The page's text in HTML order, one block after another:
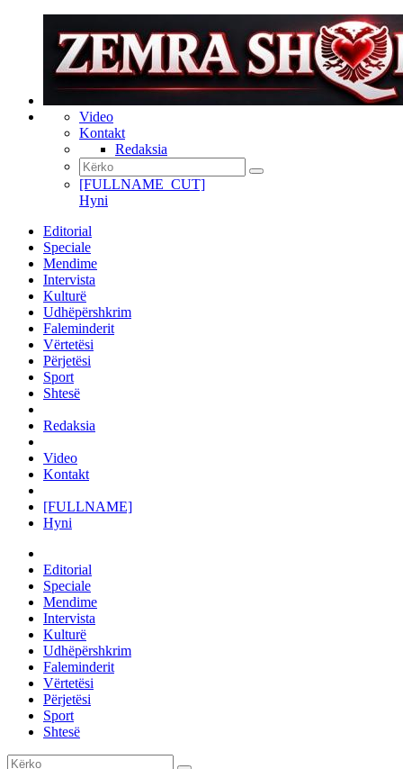
Video
Kontakt
Redaksia
[FULLNAME_CUT]
Hyni
Editorial
Speciale
Mendime
Intervista
Kulturë
Udhëpërshkrim
Faleminderit
Vërtetësi
Përjetësi
Sport
Shtesë
Redaksia
Video
Kontakt
[FULLNAME]
Hyni
Editorial
Speciale
Mendime
Intervista
Kulturë
Udhëpërshkrim
Faleminderit
Vërtetësi
Përjetësi
Sport
Shtesë